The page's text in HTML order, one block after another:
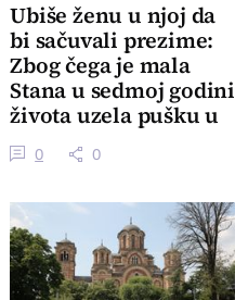
Ubiše ženu u njoj da
bi sačuvali prezime:
Zbog čega je mala
Stana u sedmoj godini
života uzela pušku u
ruke
0 0